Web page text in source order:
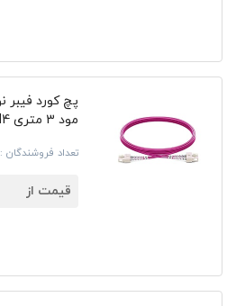
مود 3 متری OM4
تعداد فروشندگان :1
قیمت از